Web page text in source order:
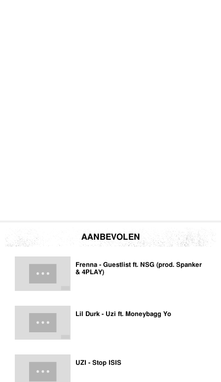
AANBEVOLEN
Frenna - Guestlist ft. NSG (prod. Spanker
& 4PLAY)
Lil Durk - Uzi ft. Moneybagg Yo
UZI - Stop ISIS